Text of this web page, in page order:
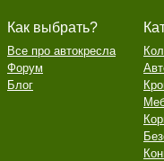
Как выбрать?
Все про автокресла
Форум
Блог